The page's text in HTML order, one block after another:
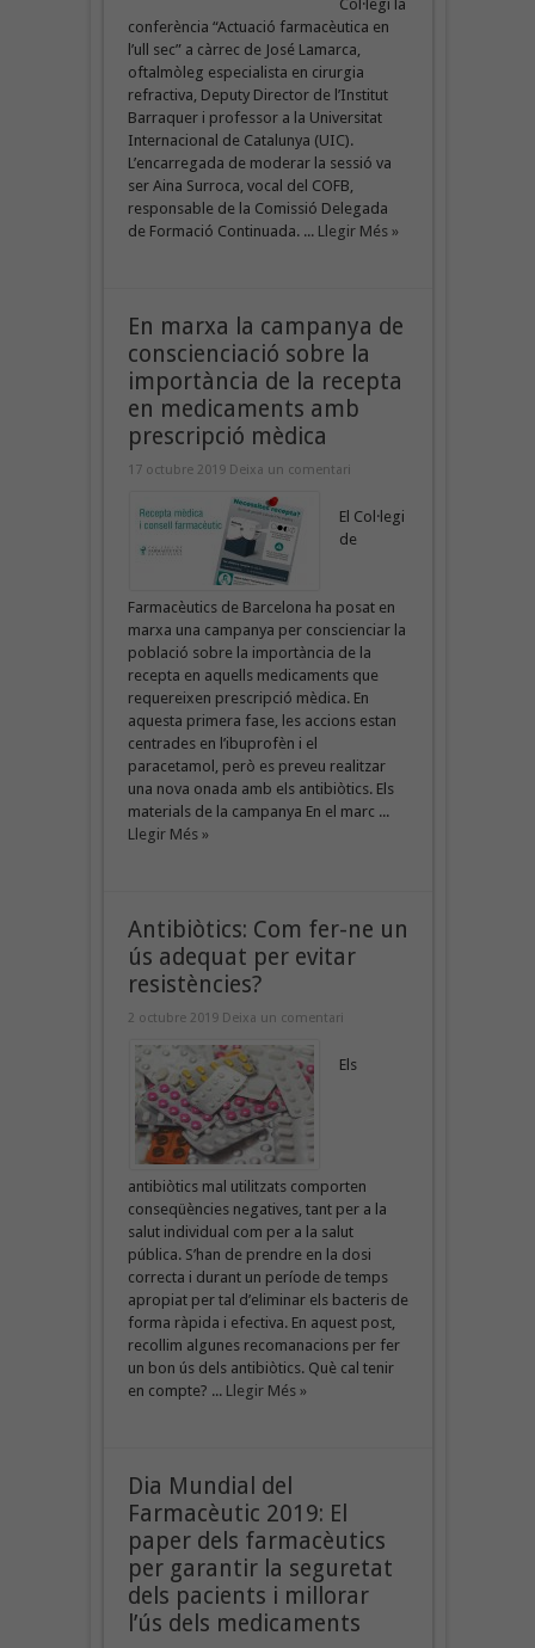
Col·legi la
conferència “Actuació farmacèutica en
l’ull sec” a càrrec de José Lamarca,
oftalmòleg especialista en cirurgia
refractiva, Deputy Director de l’Institut
Barraquer i professor a la Universitat
Internacional de Catalunya (UIC).
L’encarregada de moderar la sessió va
ser Aina Surroca, vocal del COFB,
responsable de la Comissió Delegada
de Formació Continuada. ... Llegir Més »
En marxa la campanya de
conscienciació sobre la
importància de la recepta
en medicaments amb
prescripció mèdica
17 octubre 2019 Deixa un comentari
El Col·legi
de
Farmacèutics de Barcelona ha posat en
marxa una campanya per conscienciar la
població sobre la importància de la
recepta en aquells medicaments que
requereixen prescripció mèdica. En
aquesta primera fase, les accions estan
centrades en l’ibuprofèn i el
paracetamol, però es preveu realitzar
una nova onada amb els antibiòtics. Els
materials de la campanya En el marc ...
Llegir Més »
Antibiòtics: Com fer-ne un
ús adequat per evitar
resistències?
2 octubre 2019 Deixa un comentari
Els
antibiòtics mal utilitzats comporten
conseqüències negatives, tant per a la
salut individual com per a la salut
pública. S’han de prendre en la dosi
correcta i durant un període de temps
apropiat per tal d’eliminar els bacteris de
forma ràpida i efectiva. En aquest post,
recollim algunes recomanacions per fer
un bon ús dels antibiòtics. Què cal tenir
en compte? ... Llegir Més »
Dia Mundial del
Farmacèutic 2019: El
paper dels farmacèutics
per garantir la seguretat
dels pacients i millorar
l’ús dels medicaments